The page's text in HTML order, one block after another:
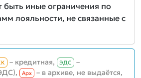
быть иные ограничения по
лояльности, не связанные с
– кредитная, ЭДС
–
Aрх – в архиве, не выдаётся,